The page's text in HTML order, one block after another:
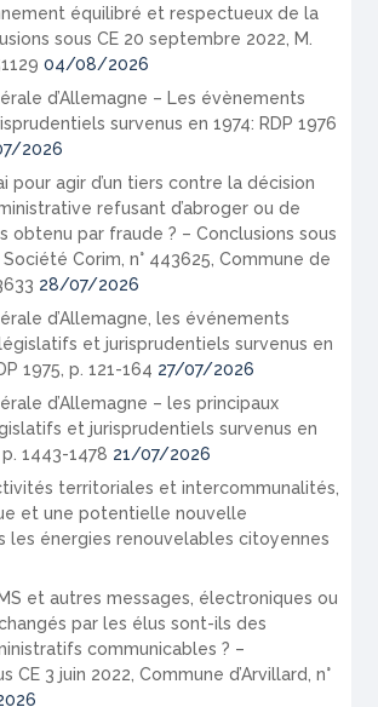
équilibré et respectueux de la
sous CE 20 septembre 2022, M.
04/08/2026
d’Allemagne – Les évènements
survenus en 1974: RDP 1976
2026
pour agir d’un tiers contre la décision
refusant d’abroger ou de
obtenu par fraude ? – Conclusions sous
Société Corim, n° 443625, Commune de
28/07/2026
d’Allemagne, les événements
et jurisprudentiels survenus en
1975, p. 121-164 27/07/2026
d’Allemagne – les principaux
et jurisprudentiels survenus en
p. 1443-1478 21/07/2026
territoriales et intercommunalités,
et une potentielle nouvelle
les énergies renouvelables citoyennes
et autres messages, électroniques ou
par les élus sont-ils des
communicables ? –
CE 3 juin 2022, Commune d’Arvillard, n°